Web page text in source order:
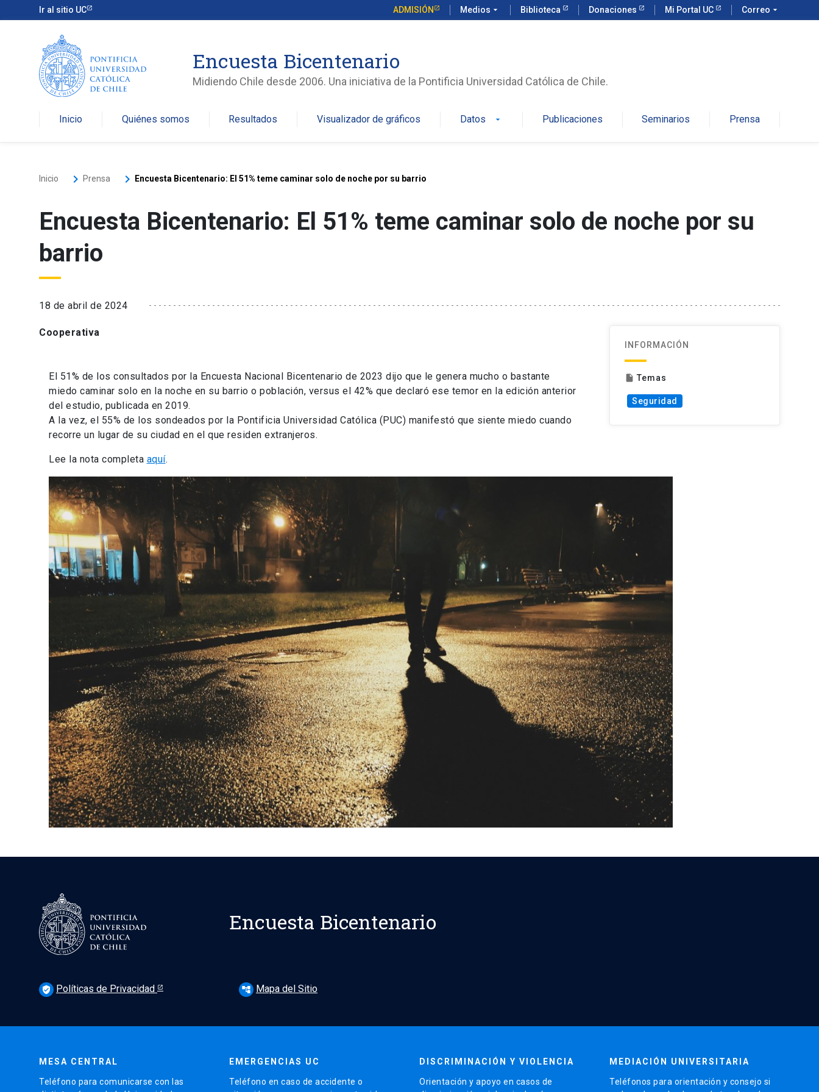
Ir al sitio UC ADMISIÓN Medios arrow_drop_down Biblioteca Donaciones Mi Portal UC Correo arrow_drop_down
Encuesta Bicentenario
Midiendo Chile desde 2006. Una iniciativa de la Pontificia Universidad Católica de Chile.
Inicio Quiénes somos Resultados Visualizador de gráficos Datos arrow_drop_down Publicaciones Seminarios Prensa
Inicio keyboard_arrow_right Prensa keyboard_arrow_right Encuesta Bicentenario: El 51% teme caminar solo de noche por su barrio
Encuesta Bicentenario: El 51% teme caminar solo de noche por su
barrio
18 de abril de 2024
Cooperativa
El 51% de los consultados por la Encuesta Nacional Bicentenario de 2023 dijo que le genera mucho o bastante
miedo caminar solo en la noche en su barrio o población, versus el 42% que declaró ese temor en la edición anterior
del estudio, publicada en 2019.
A la vez, el 55% de los sondeados por la Pontificia Universidad Católica (PUC) manifestó que siente miedo cuando
recorre un lugar de su ciudad en el que residen extranjeros.
Lee la nota completa aquí.
INFORMACIÓN
insert_drive_file Temas
Seguridad
Encuesta Bicentenario
verified_user Políticas de Privacidad account_tree Mapa del Sitio
MESA CENTRAL
Teléfono para comunicarse con las
EMERGENCIAS UC
Teléfono en caso de accidente o
DISCRIMINACIÓN Y VIOLENCIA
Orientación y apoyo en casos de
MEDIACIÓN UNIVERSITARIA
Teléfonos para orientación y consejo si